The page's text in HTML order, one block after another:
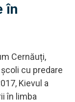
în
Cernăuți,
cu predare
Kievul a
în limba